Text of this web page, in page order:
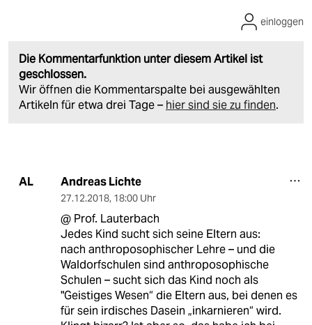
Die Kommentarfunktion unter diesem Artikel ist
geschlossen.
Wir öffnen die Kommentarspalte bei ausgewählten
Artikeln für etwa drei Tage – hier sind sie zu finden.
einloggen
AL Andreas Lichte
27.12.2018, 18:00 Uhr
@ Prof. Lauterbach
Jedes Kind sucht sich seine Eltern aus:
nach anthroposophischer Lehre – und die
Waldorfschulen sind anthroposophische
Schulen – sucht sich das Kind noch als
"Geistiges Wesen“ die Eltern aus, bei denen es
für sein irdisches Dasein „inkarnieren“ wird.